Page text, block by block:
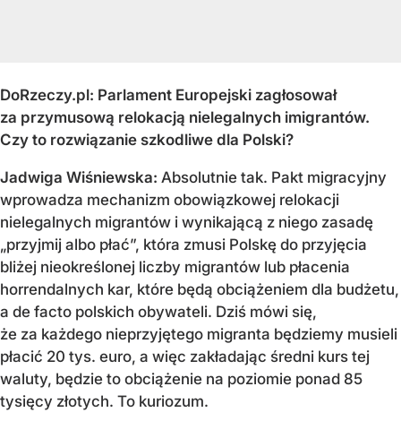
DoRzeczy.pl: Parlament Europejski zagłosował
za przymusową relokacją nielegalnych imigrantów.
Czy to rozwiązanie szkodliwe dla Polski?
Jadwiga Wiśniewska: Absolutnie tak. Pakt migracyjny
wprowadza mechanizm obowiązkowej relokacji
nielegalnych migrantów i wynikającą z niego zasadę
„przyjmij albo płać”, która zmusi Polskę do przyjęcia
bliżej nieokreślonej liczby migrantów lub płacenia
horrendalnych kar, które będą obciążeniem dla budżetu,
a de facto polskich obywateli. Dziś mówi się,
że za każdego nieprzyjętego migranta będziemy musieli
płacić 20 tys. euro, a więc zakładając średni kurs tej
waluty, będzie to obciążenie na poziomie ponad 85
tysięcy złotych. To kuriozum.